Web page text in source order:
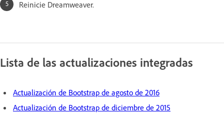
Reinicie Dreamweaver.
Lista de las actualizaciones integradas
Actualización de Bootstrap de agosto de 2016
Actualización de Bootstrap de diciembre de 2015